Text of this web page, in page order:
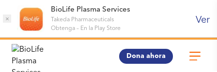
×
BioLife Plasma Services
Takeda Pharmaceuticals
Obtenga– En la Play Store
Ver
Dona ahora